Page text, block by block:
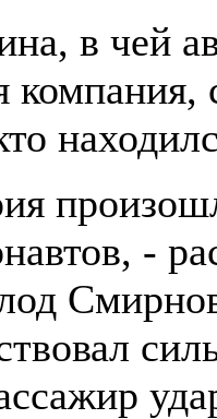
в чей
компания,
-